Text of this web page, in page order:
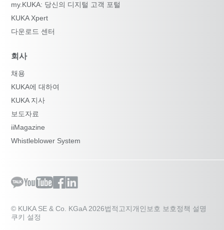
my.KUKA: 당신의 디지털 고객 포털
KUKA Xpert
다운로드 센터
회사
채용
KUKA에 대하여
KUKA 지사
보도자료
iiMagazine
Whistleblower System
© KUKA SE & Co. KGaA 2026법적고지개인보호 보호정책 설명
쿠키 설정